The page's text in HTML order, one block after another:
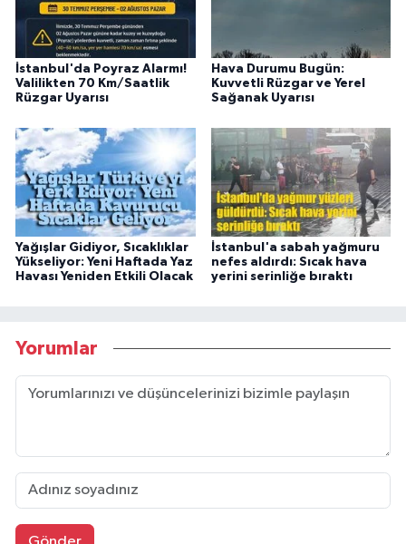
İstanbul'da Poyraz Alarmı!
Valilikten 70 Km/Saatlik
Rüzgar Uyarısı
Hava Durumu Bugün:
Kuvvetli Rüzgar ve Yerel
Sağanak Uyarısı
Yağışlar Gidiyor, Sıcaklıklar
Yükseliyor: Yeni Haftada Yaz
Havası Yeniden Etkili Olacak
İstanbul'a sabah yağmuru
nefes aldırdı: Sıcak hava
yerini serinliğe bıraktı
Yorumlar